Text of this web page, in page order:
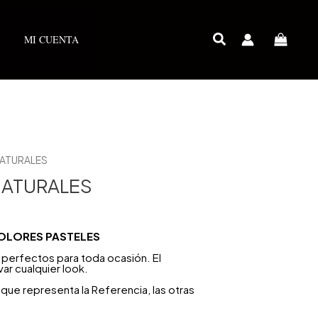
MI CUENTA
PASTELES
para toda ocasión. El
cualquier look.
representa la Referencia, las otras